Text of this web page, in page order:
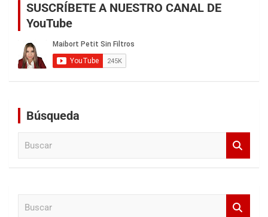
SUSCRÍBETE A NUESTRO CANAL DE
YouTube
Búsqueda